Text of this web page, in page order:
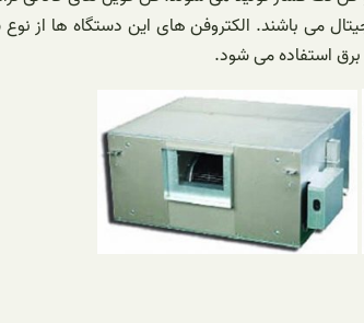
می باشند. الکتروفن های این دستگاه ها از
استفاده می شود.